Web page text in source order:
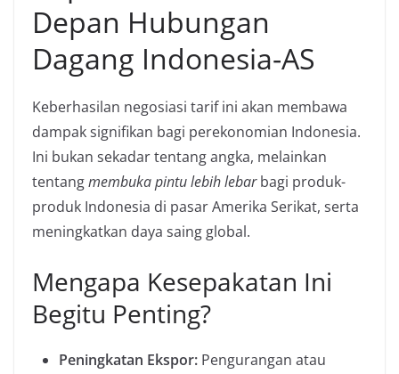
Depan Hubungan
Dagang Indonesia-AS
Keberhasilan negosiasi tarif ini akan membawa
dampak signifikan bagi perekonomian Indonesia.
Ini bukan sekadar tentang angka, melainkan
tentangmembuka pintu lebih lebarbagi produk-
produk Indonesia di pasar Amerika Serikat, serta
meningkatkan daya saing global.
Mengapa Kesepakatan Ini
Begitu Penting?
Peningkatan Ekspor: Pengurangan atau